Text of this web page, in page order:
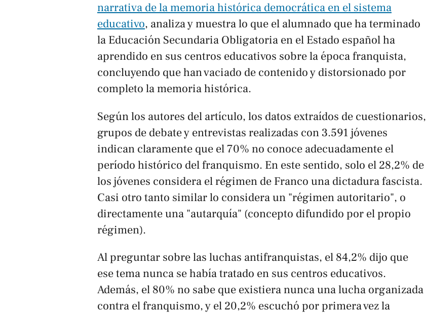
narrativa de la memoria histórica democrática en el sistema
educativo, analiza y muestra lo que el alumnado que ha terminado
la Educación Secundaria Obligatoria en el Estado español ha
aprendido en sus centros educativos sobre la época franquista,
concluyendo que han vaciado de contenido y distorsionado por
completo la memoria histórica.
Según los autores del artículo, los datos extraídos de cuestionarios,
grupos de debate y entrevistas realizadas con 3.591 jóvenes
indican claramente que el 70% no conoce adecuadamente el
período histórico del franquismo. En este sentido, solo el 28,2% de
los jóvenes considera el régimen de Franco una dictadura fascista.
Casi otro tanto similar lo considera un "régimen autoritario", o
directamente una "autarquía" (concepto difundido por el propio
régimen).
Al preguntar sobre las luchas antifranquistas, el 84,2% dijo que
ese tema nunca se había tratado en sus centros educativos.
Además, el 80% no sabe que existiera nunca una lucha organizada
contra el franquismo, y el 20,2% escuchó por primera vez la